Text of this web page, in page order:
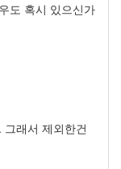
도 혹시 있으신가
래서 제외한건